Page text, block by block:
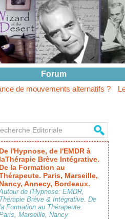
Forum
alternatifs ?
Le
De l'Hypnose, de l'EMDR à
laThérapie Brève Intégrative.
De la Formation au
Paris, Marseille,
Nancy, Annecy, Bordeaux.
de l'Hypnose: EMDR,
Thérapie Brève & Intégrative. De
Formation au Thérapeute.
Marseille, Nancy